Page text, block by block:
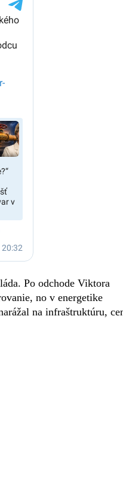
Po odchode Viktora
no v energetike
na infraštruktúru,